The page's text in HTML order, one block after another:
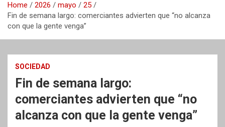
Home 2026 mayo
25
Fin de semana largo: comerciantes advierten que “no alcanza
con que la gente venga”
SOCIEDAD
Fin de semana largo:
comerciantes advierten que “no
alcanza con que la gente venga”